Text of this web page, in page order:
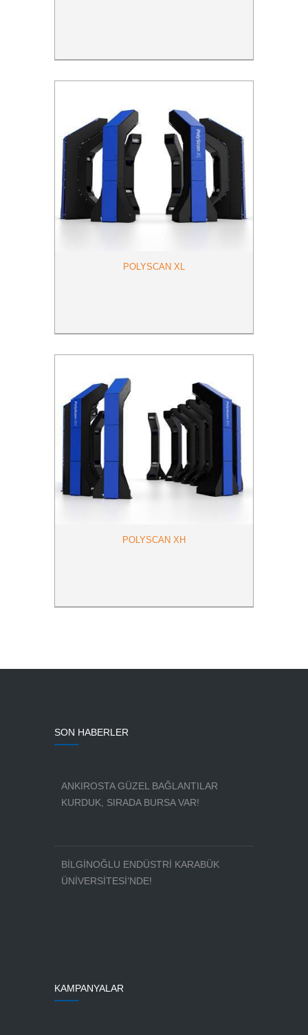
POLYSCAN XL
POLYSCAN XH
SON HABERLER
ANKIROSTA GÜZEL BAĞLANTILAR
KURDUK, SIRADA BURSA VAR!
BİLGİNOĞLU ENDÜSTRİ KARABÜK
ÜNİVERSİTESİ’NDE!
KAMPANYALAR